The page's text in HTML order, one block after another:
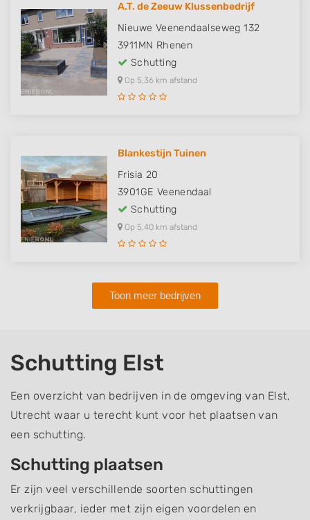
A.T. de Zeeuw Klussenbedrijf
Nieuwe Veenendaalseweg 132
3911MN Rhenen
Schutting
Op 5,36 km afstand
Blankestijn Tuinen
Frisia 20
3901GE Veenendaal
Schutting
Op 5,40 km afstand
Toon meer bedrijven
Schutting Elst
Een overzicht van bedrijven in de omgeving van Elst,
Utrecht waar u terecht kunt voor het plaatsen van
een schutting.
Schutting plaatsen
Er zijn veel verschillende soorten schuttingen
verkrijgbaar, ieder met zijn eigen voordelen en